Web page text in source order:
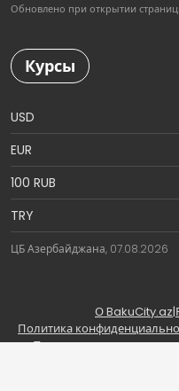
Обновлено при открытии
Курсы
USD
EUR
100 RUB
TRY
ЦБ Азербайджана, 07.08.2026
О BakuCity.az|
Политика
Правила использования